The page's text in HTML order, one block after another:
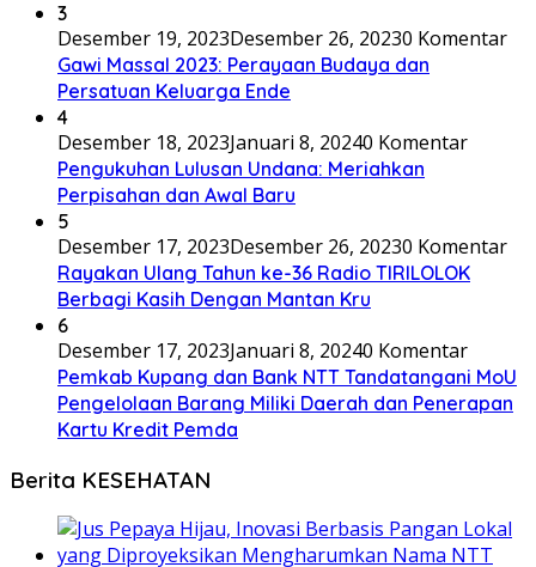
3
Desember 19, 2023Desember 26, 20230 Komentar
Gawi Massal 2023: Perayaan Budaya dan
Persatuan Keluarga Ende
4
Desember 18, 2023Januari 8, 20240 Komentar
Pengukuhan Lulusan Undana: Meriahkan
Perpisahan dan Awal Baru
5
Desember 17, 2023Desember 26, 20230 Komentar
Rayakan Ulang Tahun ke-36 Radio TIRILOLOK
Berbagi Kasih Dengan Mantan Kru
6
Desember 17, 2023Januari 8, 20240 Komentar
Pemkab Kupang dan Bank NTT Tandatangani MoU
Pengelolaan Barang Miliki Daerah dan Penerapan
Kartu Kredit Pemda
Berita KESEHATAN